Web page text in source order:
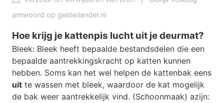
antwoord op gelderlander.nl
Hoe krijg je kattenpis lucht uit je deurmat?
Bleek: Bleek heeft bepaalde bestandsdelen die een
bepaalde aantrekkingskracht op katten kunnen
hebben. Soms kan het wel helpen de kattenbak eens
uit te wassen met bleek, waardoor de kat mogelijk
de bak weer aantrekkelijk vind. (Schoonmaak) azijn: